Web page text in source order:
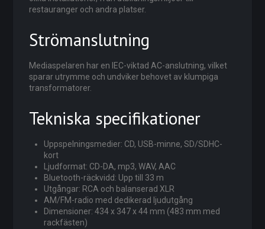
restauranger och andra platser.
Strömanslutning
Mediaspelaren har en IEC-viktad AC-anslutning, vilket
sparar utrymme och undviker behovet av klumpiga
transformatorer.
Tekniska specifikationer
Uppspelningsmedier: CD, USB-minne, SD/SDHC-
kort
Ljudformat: CD-DA, mp3, WAV, AAC
Bluetooth-räckvidd: Upp till 33 m
Utgångar: RCA och balanserad XLR
AM/FM-radio med dedikerad ljudutgång
Dimensioner: 434 x 347 x 44 mm (483 mm med
rackfästen)